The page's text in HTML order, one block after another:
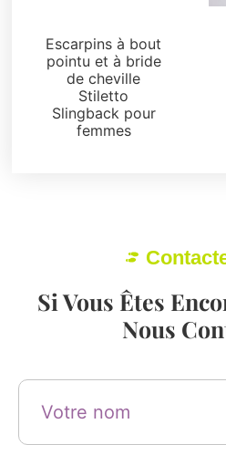
Escarpins à bout
pointu et à bride
de cheville
Stiletto
Slingback pour
femmes
Si Vous Êtes
Nous